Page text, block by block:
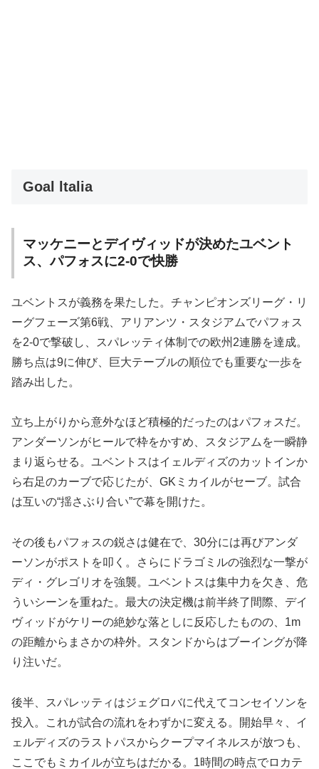
Goal ltalia
マッケニーとデイヴィッドが決めたユベント
ス、パフォスに2-0で快勝
ユベントスが義務を果たした。チャンピオンズリーグ・リ
ーグフェーズ第6戦、アリアンツ・スタジアムでパフォス
を2-0で撃破し、スパレッティ体制での欧州2連勝を達成。
勝ち点は9に伸び、巨大テーブルの順位でも重要な一歩を
踏み出した。
立ち上がりから意外なほど積極的だったのはパフォスだ。
アンダーソンがヒールで枠をかすめ、スタジアムを一瞬静
まり返らせる。ユベントスはイェルディズのカットインか
ら右足のカーブで応じたが、GKミカイルがセーブ。試合
は互いの“揺さぶり合い”で幕を開けた。
その後もパフォスの鋭さは健在で、30分には再びアンダ
ーソンがポストを叩く。さらにドラゴミルの強烈な一撃が
ディ・グレゴリオを強襲。ユベントスは集中力を欠き、危
ういシーンを重ねた。最大の決定機は前半終了間際、デイ
ヴィッドがケリーの絶妙な落としに反応したものの、1m
の距離からまさかの枠外。スタンドからはブーイングが降
り注いだ。
後半、スパレッティはジェグロバに代えてコンセイソンを
投入。これが試合の流れをわずかに変える。開始早々、イ
ェルディズのラストパスからクープマイネルスが放つも、
ここでもミカイルが立ちはだかる。1時間の時点でロカテ